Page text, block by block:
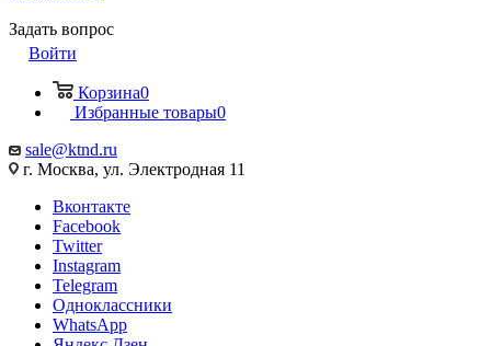
Задать вопрос
Войти
Корзина0
Избранные товары0
sale@ktnd.ru
г. Москва, ул. Электродная 11
Вконтакте
Facebook
Twitter
Instagram
Telegram
Одноклассники
WhatsApp